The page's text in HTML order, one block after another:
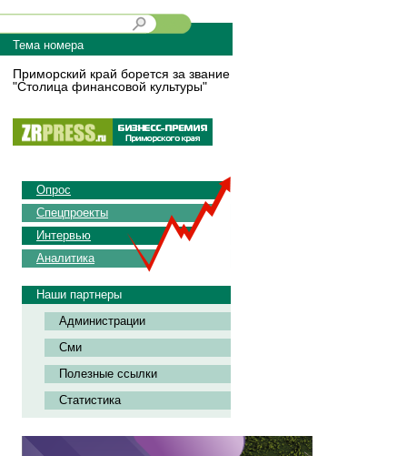
Тема номера
Приморский край борется за звание
"Столица финансовой культуры"
Опрос
Спецпроекты
Интервью
Аналитика
Наши партнеры
Администрации
Сми
Полезные ссылки
Статистика